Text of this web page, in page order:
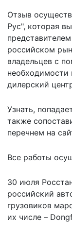
Отзыв
Рус", которая
российском
владельцев с
необходимости
дилерский
Узнать,
также
перечнем на
Все работы
30 июля
российский
грузовиков
их числе –